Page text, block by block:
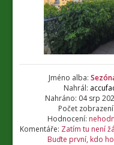
Jméno alba:
Nahrál:
Nahráno: 04 srp
Počet
Hodnocení:
Komentáře: Zatím tu není
Buďte první, kdo